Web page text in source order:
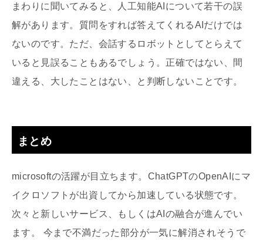
まわりに聞いてみると、人工知能AIについて若干の誤
解があります。質問をすれば答えてくれるAIだけでは
ないのです。ただ、会話するロボットとしてとらえて
いると見誤ることもあるでしょう。正確ではない、間
違える、大したことはない、と判断しないことです。
まとめ
microsoftの活躍が目立ちます。ChatGPTのOpenAIにマ
イクロソフトが出資してから加速している状態です。
次々と新しいサービス、もしくはAIの融合が進んでい
ます。 今まで不満だった部分が一気に解消されそうで